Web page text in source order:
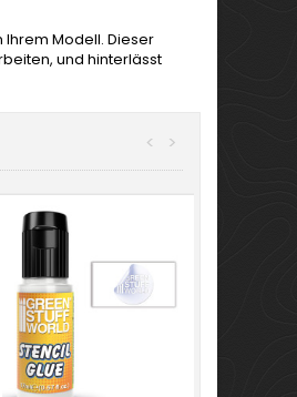
Modell. Dieser
und hinterlässt
>
<